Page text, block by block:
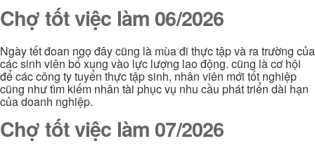
Chợ tốt việc làm 06/2026
Ngày tết đoan ngọ đây cũng là mùa đi thực tập và ra trường của
các sinh viên bổ xung vào lực lượng lao động. cũng là cơ hội
để các công ty tuyển thực tập sinh, nhân viên mới tốt nghiệp
cũng như tìm kiếm nhân tài phục vụ nhu cầu phát triển dài hạn
của doanh nghiệp.
Chợ tốt việc làm 07/2026